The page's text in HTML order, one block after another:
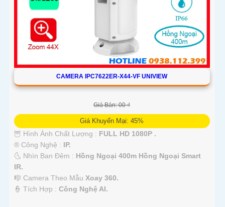
CAMERA IPC7622ER-X44-VF UNIVIEW
Giá Bán: 00 ₫
Giá Khuyến Mại: 45%
🦉 Hình Ành Chất Lượng : FULL HD 1080P .
®️ Công Nghệ : IP.
🌜 Nhìn Ban Đêm : Hồng Ngoại 400m Hồng Ngoại Smart
IR.
🎼️ Camera Theo Mẫu Xoay 360.
️👮 Tích Hợp : Công Nghệ AI.